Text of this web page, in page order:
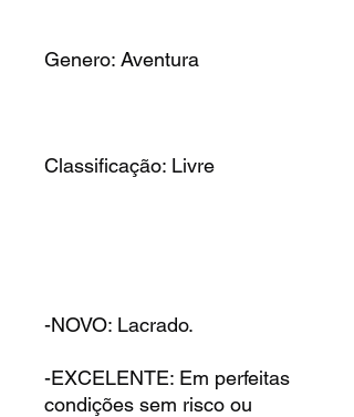
Genero: Aventura
Classificação: Livre
-NOVO: Lacrado.
-EXCELENTE: Em perfeitas
condições sem risco ou